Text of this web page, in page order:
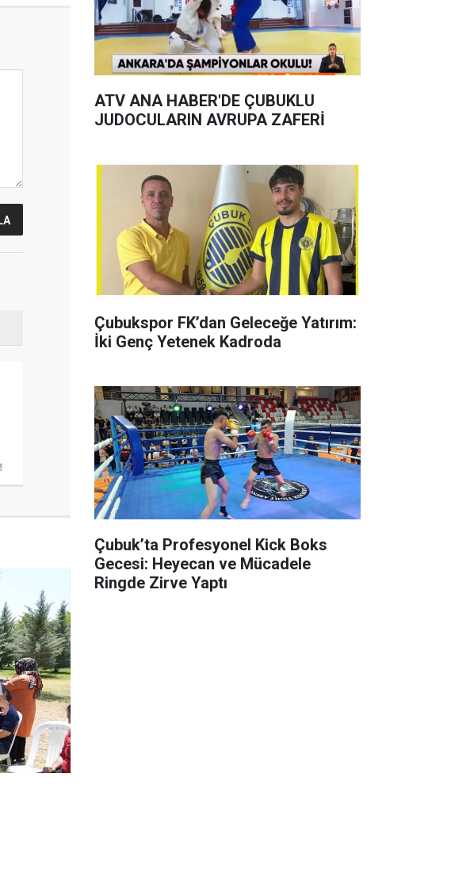
ATV ANA HABER'DE ÇUBUKLU
JUDOCULARIN AVRUPA ZAFERİ
Çubukspor FK’dan Geleceğe Yatırım:
İki Genç Yetenek Kadroda
Çubuk’ta Profesyonel Kick Boks
Gecesi: Heyecan ve Mücadele
Ringde Zirve Yaptı